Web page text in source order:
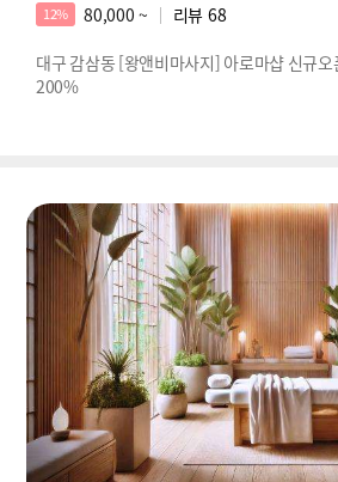
12% 80,000 ~ 리뷰 68
대구 감삼동 [왕앤비마사지] 아로마샵 신규
200%